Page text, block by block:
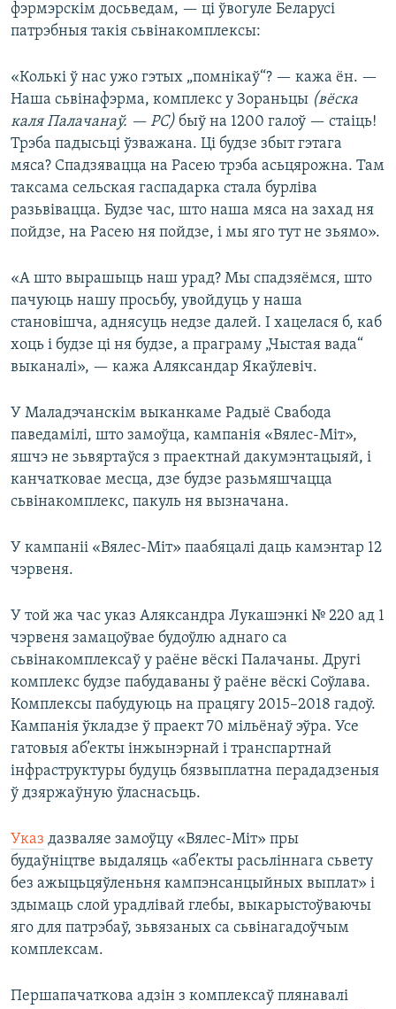
фэрмэрскім досьведам, — ці ўвогуле Беларусі
патрэбныя такія сьвінакомплексы:
«Колькі ў нас ужо гэтых „помнікаў“? — кажа ён. —
Наша сьвінафэрма, комплекс у Зораньцы (вёска
каля Палачанаў. — РС) быў на 1200 галоў — стаіць!
Трэба падысьці ўзважана. Ці будзе збыт гэтага
мяса? Спадзявацца на Расею трэба асьцярожна. Там
таксама сельская гаспадарка стала бурліва
разьвівацца. Будзе час, што наша мяса на захад ня
пойдзе, на Расею ня пойдзе, і мы яго тут не зьямо».
«А што вырашыць наш урад? Мы спадзяёмся, што
пачуюць нашу просьбу, увойдуць у наша
становішча, аднясуць недзе далей. І хацелася б, каб
хоць і будзе ці ня будзе, а праграму „Чыстая вада“
выканалі», — кажа Аляксандар Якаўлевіч.
У Маладэчанскім выканкаме Радыё Свабода
паведамілі, што замоўца, кампанія «Вялес-Міт»,
яшчэ не зьвяртаўся з праектнай дакумэнтацыяй, і
канчатковае месца, дзе будзе разьмяшчацца
сьвінакомплекс, пакуль ня вызначана.
У кампаніі «Вялес-Міт» паабяцалі даць камэнтар 12
чэрвеня.
У той жа час указ Аляксандра Лукашэнкі № 220 ад 1
чэрвеня замацоўвае будоўлю аднаго са
сьвінакомплексаў у раёне вёскі Палачаны. Другі
комплекс будзе пабудаваны ў раёне вёскі Соўлава.
Комплексы пабудуюць на працягу 2015–2018 гадоў.
Кампанія ўкладзе ў праект 70 мільёнаў эўра. Усе
гатовыя аб’екты інжынэрнай і транспартнай
інфраструктуры будуць бязвыплатна перададзеныя
ў дзяржаўную ўласнасьць.
Указ дазваляе замоўцу «Вялес-Міт» пры
будаўніцтве выдаляць «аб’екты расьліннага сьвету
без ажыцьцяўленьня кампэнсанцыйных выплат» і
здымаць слой урадлівай глебы, выкарыстоўваючы
яго для патрэбаў, зьвязаных са сьвінагадоўчым
комплексам.
Першапачаткова адзін з комплексаў плянавалі